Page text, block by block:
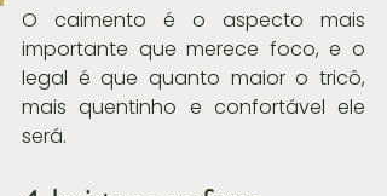
O caimento é o aspecto mais
importante que merece foco, e o
legal é que quanto maior o tricô,
mais quentinho e confortável ele
será.